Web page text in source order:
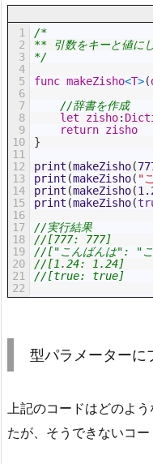
1
2
3
4
5
6
7
8
9
10
11
12
13
14
15
16
17
18
19
20
21
22
/*
** 引数をキーと値に
*/
func makeZisho<T>(
//辞書を作成
let
zisho:
return zisho
}
print (makeZisho(
print (makeZisho( "
print (makeZisho(
print (makeZisho(
//実行結果
//[777: 777]
//["こんばんは": "こ
//[1.24: 1.24]
//[true: true]
型パラメーターに
上記のコードはどのよ
たが、そうできないコー